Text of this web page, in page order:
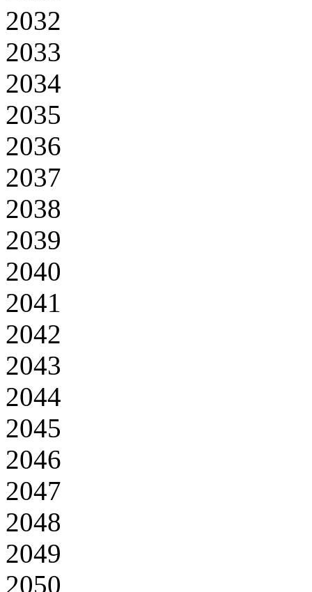
2032
2033
2034
2035
2036
2037
2038
2039
2040
2041
2042
2043
2044
2045
2046
2047
2048
2049
2050